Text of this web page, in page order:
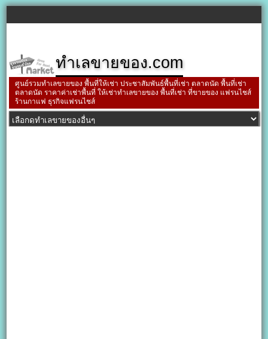
ทำเลขายของ.com
ศูนย์รวมทำเลขายของ พื้นที่ให้เช่า ประชาสัมพันธ์พื้นที่เช่า ตลาดนัด พื้นที่เช่า
ตลาดนัด ราคาค่าเช่าพื้นที่ ให้เช่าทำเลขายของ พื้นที่เช่า ที่ขายของ แฟรนไชส์
ร้านกาแฟ ธุรกิจแฟรนไชส์